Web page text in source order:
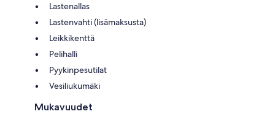
Lastenallas
Lastenvahti (lisämaksusta)
Leikkikenttä
Pelihalli
Pyykinpesutilat
Vesiliukumäki
Mukavuudet